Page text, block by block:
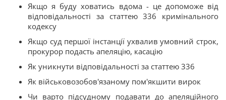
Якщо я буду ховатись вдома - це допоможе від
відповідальності за статтею 336 кримінального
кодексу
Якщо суд першої інстанції ухвалив умовний строк,
прокурор подасть апеляцію, касацію
Як уникнути відповідальності за статтею 336
Як військовозобов'язаному пом'якшити вирок
Чи варто підсудному подавати до апеляційного